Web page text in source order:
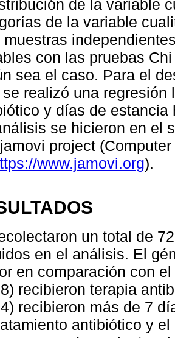
de la variable
de la variable
muestras
con las pruebas
sea el caso. Para el
realizó una
y días de estancia
se hicieron en el
project
www.jamovi.org).
un total de
en el análisis. El
en comparación con
recibieron terapia
recibieron más de 7
antibiótico y